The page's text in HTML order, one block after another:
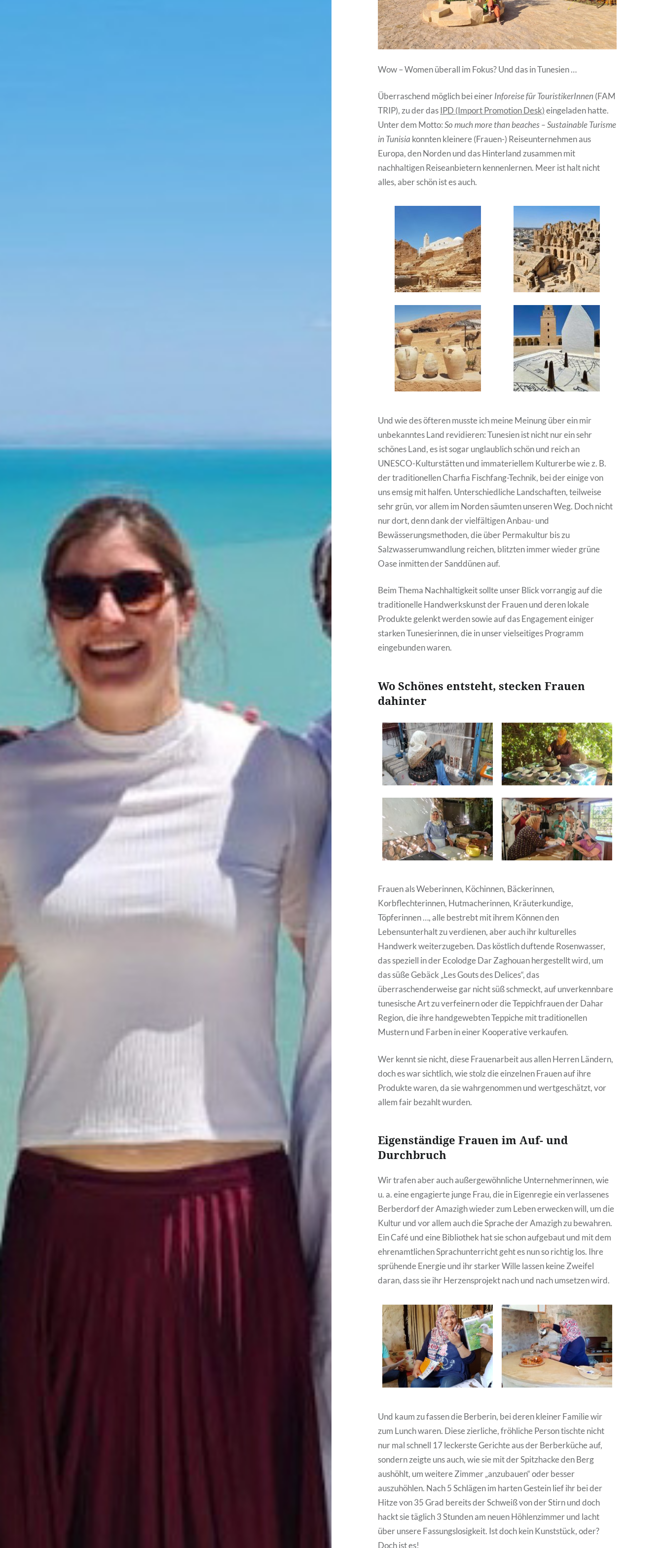
Wow – Women überall im Fokus? Und das in Tunesien …
Überraschend möglich bei einerInforeise für TouristikerInnen (FAM
TRIP), zu der dasIPD (Import Promotion Desk)eingeladen hatte.
Unter dem Motto:So much more than beaches – Sustainable Turisme
in Tunisia konnten kleinere (Frauen-) Reiseunternehmen aus
Europa, den Norden und das Hinterland zusammen mit
nachhaltigen Reiseanbietern kennenlernen. Meer ist halt nicht
alles, aber schön ist es auch.
Und wie des öfteren musste ich meine Meinung über ein mir
unbekanntes Land revidieren: Tunesien ist nicht nur ein sehr
schönes Land, es ist sogar unglaublich schön und reich an
UNESCO-Kulturstätten und immateriellem Kulturerbe wie z. B.
der traditionellen Charfia Fischfang-Technik, bei der einige von
uns emsig mit halfen. Unterschiedliche Landschaften, teilweise
sehr grün, vor allem im Norden säumten unseren Weg. Doch nicht
nur dort, denn dank der vielfältigen Anbau- und
Bewässerungsmethoden, die über Permakultur bis zu
Salzwasserumwandlung reichen, blitzten immer wieder grüne
Oase inmitten der Sanddünen auf.
Beim Thema Nachhaltigkeit sollte unser Blick vorrangig auf die
traditionelle Handwerkskunst der Frauen und deren lokale
Produkte gelenkt werden sowie auf das Engagement einiger
starken Tunesierinnen, die in unser vielseitiges Programm
eingebunden waren.
Wo Schönes entsteht, stecken Frauen
dahinter
Frauen als Weberinnen, Köchinnen, Bäckerinnen,
Korbflechterinnen, Hutmacherinnen, Kräuterkundige,
Töpferinnen …, alle bestrebt mit ihrem Können den
Lebensunterhalt zu verdienen, aber auch ihr kulturelles
Handwerk weiterzugeben. Das köstlich duftende Rosenwasser,
das speziell in der Ecolodge Dar Zaghouan hergestellt wird, um
das süße Gebäck „Les Gouts des Delices“, das
überraschenderweise gar nicht süß schmeckt, auf unverkennbare
tunesische Art zu verfeinern oder die Teppichfrauen der Dahar
Region, die ihre handgewebten Teppiche mit traditionellen
Mustern und Farben in einer Kooperative verkaufen.
Wer kennt sie nicht, diese Frauenarbeit aus allen Herren Ländern,
doch es war sichtlich, wie stolz die einzelnen Frauen auf ihre
Produkte waren, da sie wahrgenommen und wertgeschätzt, vor
allem fair bezahlt wurden.
Eigenständige Frauen im Auf- und
Durchbruch
Wir trafen aber auch außergewöhnliche Unternehmerinnen, wie
u. a. eine engagierte junge Frau, die in Eigenregie ein verlassenes
Berberdorf der Amazigh wieder zum Leben erwecken will, um die
Kultur und vor allem auch die Sprache der Amazigh zu bewahren.
Ein Café und eine Bibliothek hat sie schon aufgebaut und mit dem
ehrenamtlichen Sprachunterricht geht es nun so richtig los. Ihre
sprühende Energie und ihr starker Wille lassen keine Zweifel
daran, dass sie ihr Herzensprojekt nach und nach umsetzen wird.
Und kaum zu fassen die Berberin, bei deren kleiner Familie wir
zum Lunch waren. Diese zierliche, fröhliche Person tischte nicht
nur mal schnell 17 leckerste Gerichte aus der Berberküche auf,
sondern zeigte uns auch, wie sie mit der Spitzhacke den Berg
aushöhlt, um weitere Zimmer „anzubauen“ oder besser
auszuhöhlen. Nach 5 Schlägen im harten Gestein lief ihr bei der
Hitze von 35 Grad bereits der Schweiß von der Stirn und doch
hackt sie täglich 3 Stunden am neuen Höhlenzimmer und lacht
über unsere Fassungslosigkeit. Ist doch kein Kunststück, oder?
Doch ist es!